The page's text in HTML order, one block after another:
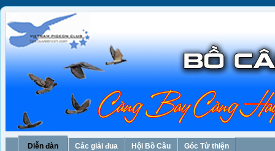
Diễn đàn Các giải đua Hội Bồ Câu Góc Từ thiện